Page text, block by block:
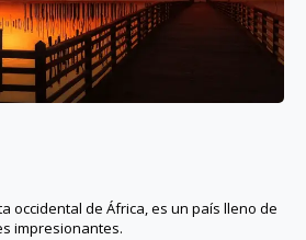
occidental de África, es un país lleno de
impresionantes.